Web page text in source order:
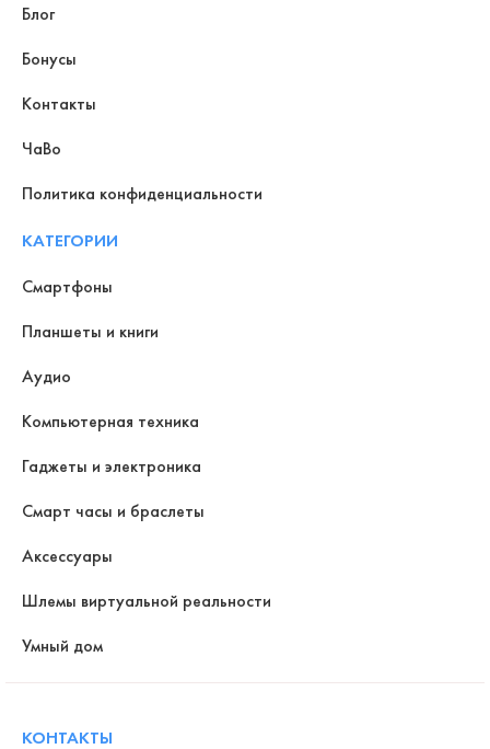
Блог
Бонусы
Контакты
ЧаВо
Политика конфиденциальности
КАТЕГОРИИ
Смартфоны
Планшеты и книги
Аудио
Компьютерная техника
Гаджеты и электроника
Смарт часы и браслеты
Аксессуары
Шлемы виртуальной реальности
Умный дом
КОНТАКТЫ